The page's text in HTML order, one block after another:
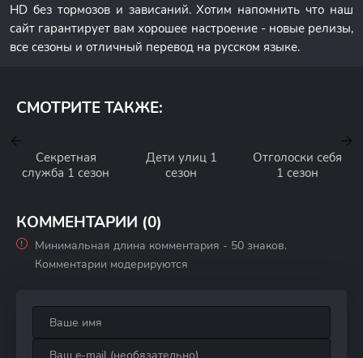
HD без тормозов и зависаний. Хотим напомнить что наш
сайт гарантирует вам хорошее настроение - новые релизы,
все сезоны и отличный перевод на русском языке.
СМОТРИТЕ ТАКЖЕ:
Секретная
служба 1 сезон
Дети улиц 1
сезон
Отголоски себя
1 сезон
КОММЕНТАРИИ (0)
Минимальная длина комментария - 50 знаков.
Комментарии модерируются